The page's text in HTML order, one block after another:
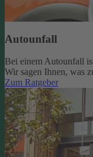
Autounfall
Bei einem Autounfall
Wir sagen Ihnen, was
Zum Ratgeber